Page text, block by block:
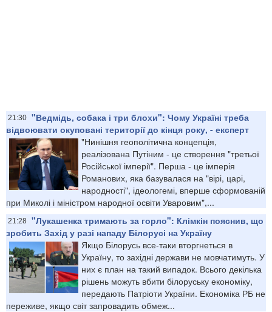
21:30 "Ведмідь, собака і три блохи": Чому Україні треба
відвоювати окуповані території до кінця року, - експерт
"Нинішня геополітична концепція,
реалізована Путіним - це створення "третьої
Російської імперії". Перша - це імперія
Романових, яка базувалася на "вірі, царі,
народності", ідеологемі, вперше сформованій
при Миколі і міністром народної освіти Уваровим",...
21:28 "Лукашенка тримають за горло": Клімкін пояснив, що
зробить Захід у разі нападу Білорусі на Україну
Якщо Білорусь все-таки вторгнеться в
Україну, то західні держави не мовчатимуть. У
них є план на такий випадок. Всього декілька
рішень можуть вбити білоруську економіку,
передають Патріоти України. Економіка РБ не
переживе, якщо світ запровадить обмеж...